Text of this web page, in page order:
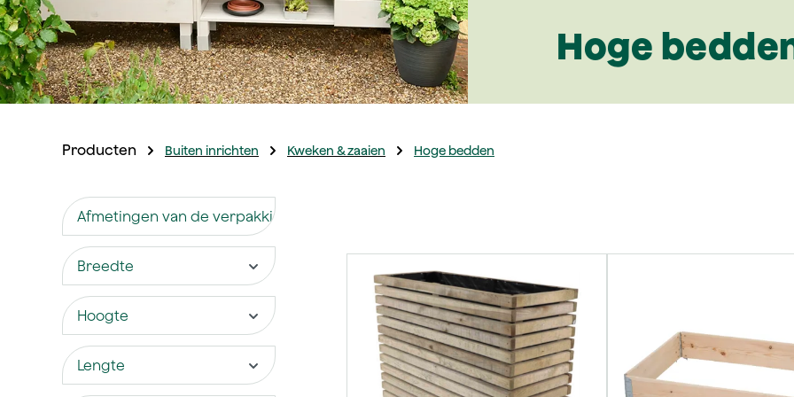
Hoge
Producten Buiten inrichten Kweken & zaaien Hoge bedden
Afmetingen van de verpakking
Breedte
Hoogte
Lengte